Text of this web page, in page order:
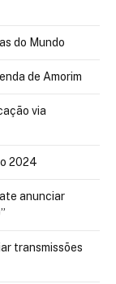
do Mundo
de Amorim
via
2024
anunciar
transmissões